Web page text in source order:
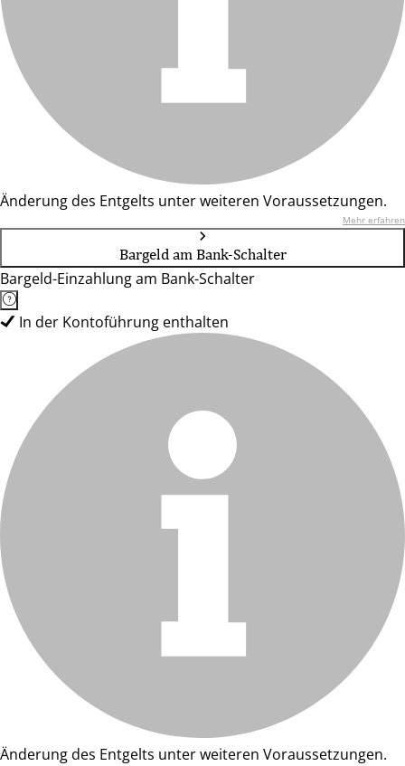
Änderung des Entgelts unter weiteren Voraussetzungen.
Mehr erfahren
Bargeld am Bank-Schalter
Bargeld-Einzahlung am Bank-Schalter
In der Kontoführung enthalten
Änderung des Entgelts unter weiteren Voraussetzungen.